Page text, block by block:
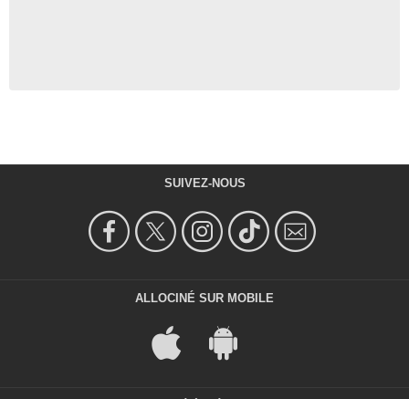
SUIVEZ-NOUS
ALLOCINÉ SUR MOBILE